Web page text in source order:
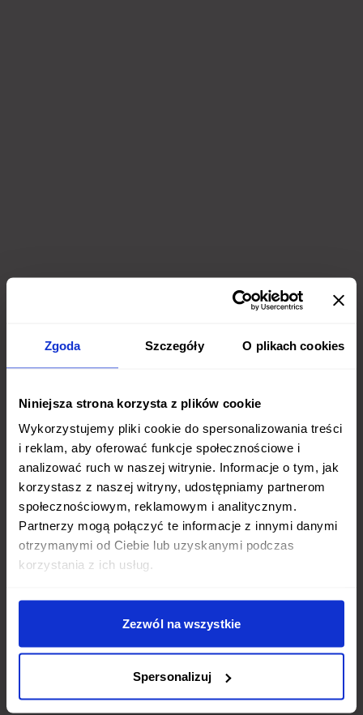
Zgoda Szczegóły O plikach cookies
Niniejsza strona korzysta z plików cookie
Wykorzystujemy pliki cookie do spersonalizowania treści
i reklam, aby oferować funkcje społecznościowe i
analizować ruch w naszej witrynie. Informacje o tym, jak
korzystasz z naszej witryny, udostępniamy partnerom
społecznościowym, reklamowym i analitycznym.
Partnerzy mogą połączyć te informacje z innymi danymi
otrzymanymi od Ciebie lub uzyskanymi podczas
korzystania z ich usług.
Zezwól na wszystkie
Spersonalizuj